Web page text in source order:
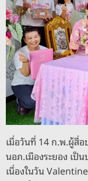
o
k
เมื่อวันที่ 14 ก.พ.ผู้สื่อ
นอภ.เมืองระยอง เป็
เนื่องในวัน